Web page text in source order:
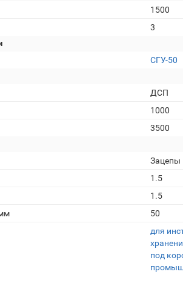
1500
3
СГУ-50
ДСП
1000
3500
Зацепы
1.5
1.5
50
для
под